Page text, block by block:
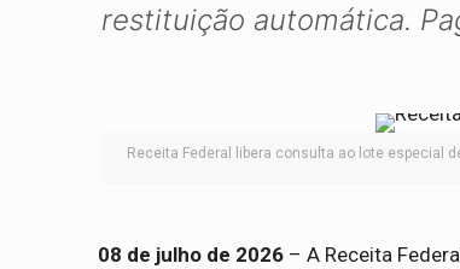
restituição automática.
Receita Federal libera consulta ao lote especial
08 de julho de 2026 – A Receita